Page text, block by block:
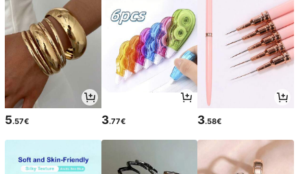
5.57€ 3.77€ 3.58€